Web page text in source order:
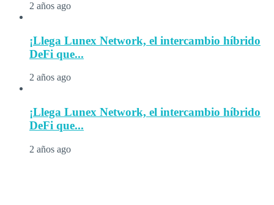
2 años ago
¡Llega Lunex Network, el intercambio híbrido
DeFi que...
2 años ago
¡Llega Lunex Network, el intercambio híbrido
DeFi que...
2 años ago